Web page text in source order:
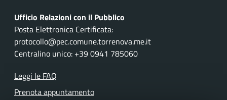
Ufficio Relazioni con il Pubblico
Posta Elettronica Certificata:
protocollo@pec.comune.torrenova.me.it
Centralino unico: +39 0941 785060
Leggi le FAQ
Prenota appuntamento